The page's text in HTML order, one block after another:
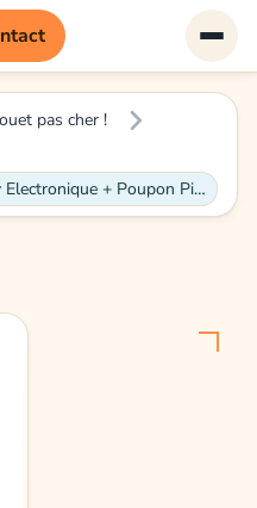
pas cher !
SMOBY Baby Nurse Nursery Electronique + Poupon Pipi - 24 Accessoires